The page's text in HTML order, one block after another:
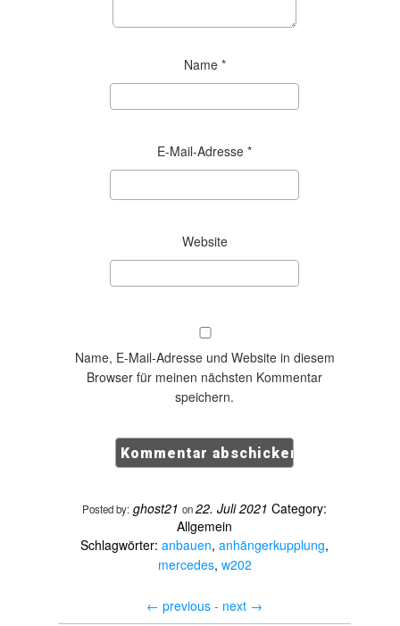
Name *
E-Mail-Adresse *
Website
Name, E-Mail-Adresse und Website in diesem
Browser für meinen nächsten Kommentar
speichern.
Posted by: ghost21 on22. Juli 2021 Category:
Allgemein
Schlagwörter: anbauen, anhängerkupplung,
mercedes, w202
← previous - next →